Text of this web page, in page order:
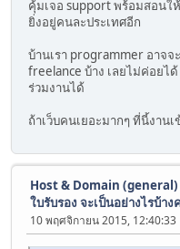
คุ้มเจอ support พร้อมสอนใ
ยิ่งอยู่คนละประเทศอีก
บ้านเรา programmer อาจจ
freelance บ้าง เลยไม่ค่อยไ
ร่วมงานได้
ถ้าเว็บคนเยอะมากๆ ที่นี้งาน
Host & Domain (general)
ใบรับรอง จะเป็นอย่างไรบ้าง
10 พฤศจิกายน 2015, 12:40:33